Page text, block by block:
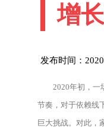
增
发布时间：
2020年初，一
节奏，对于依赖线
巨大挑战。对此，